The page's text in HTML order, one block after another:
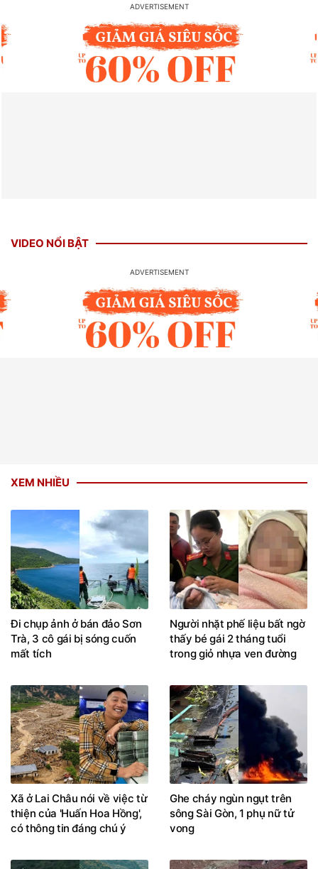
VIDEO NỔI BẬT
XEM NHIỀU
Đi chụp ảnh ở bán đảo Sơn
Trà, 3 cô gái bị sóng cuốn
mất tích
Người nhặt phế liệu bất ngờ
thấy bé gái 2 tháng tuổi
trong giỏ nhựa ven đường
Xã ở Lai Châu nói về việc từ
thiện của 'Huấn Hoa Hồng',
có thông tin đáng chú ý
Ghe cháy ngùn ngụt trên
sông Sài Gòn, 1 phụ nữ tử
vong